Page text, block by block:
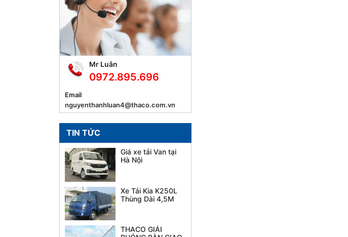
Mr Luân
0972.895.696
Email
nguyenthanhluan4@thaco.com.vn
TIN TỨC
Giá xe tải Van tại
Hà Nội
Xe Tải Kia K250L
Thùng Dài 4,5M
THACO GIẢI